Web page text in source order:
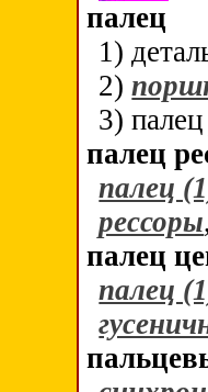
палец
1)
2)
3)
палец
палец
рессоры
палец
палец